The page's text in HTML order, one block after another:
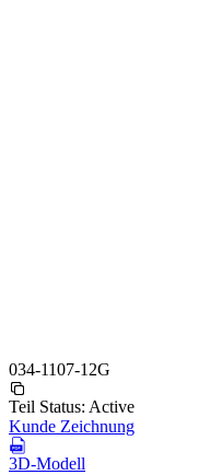
034-1107-12G
Teil Status: Active
Kunde Zeichnung
3D-Modell